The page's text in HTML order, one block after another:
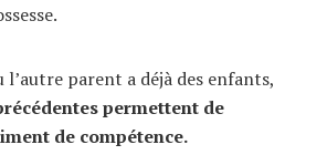
l’autre parent a déjà des enfants,
permettent de
de compétence.